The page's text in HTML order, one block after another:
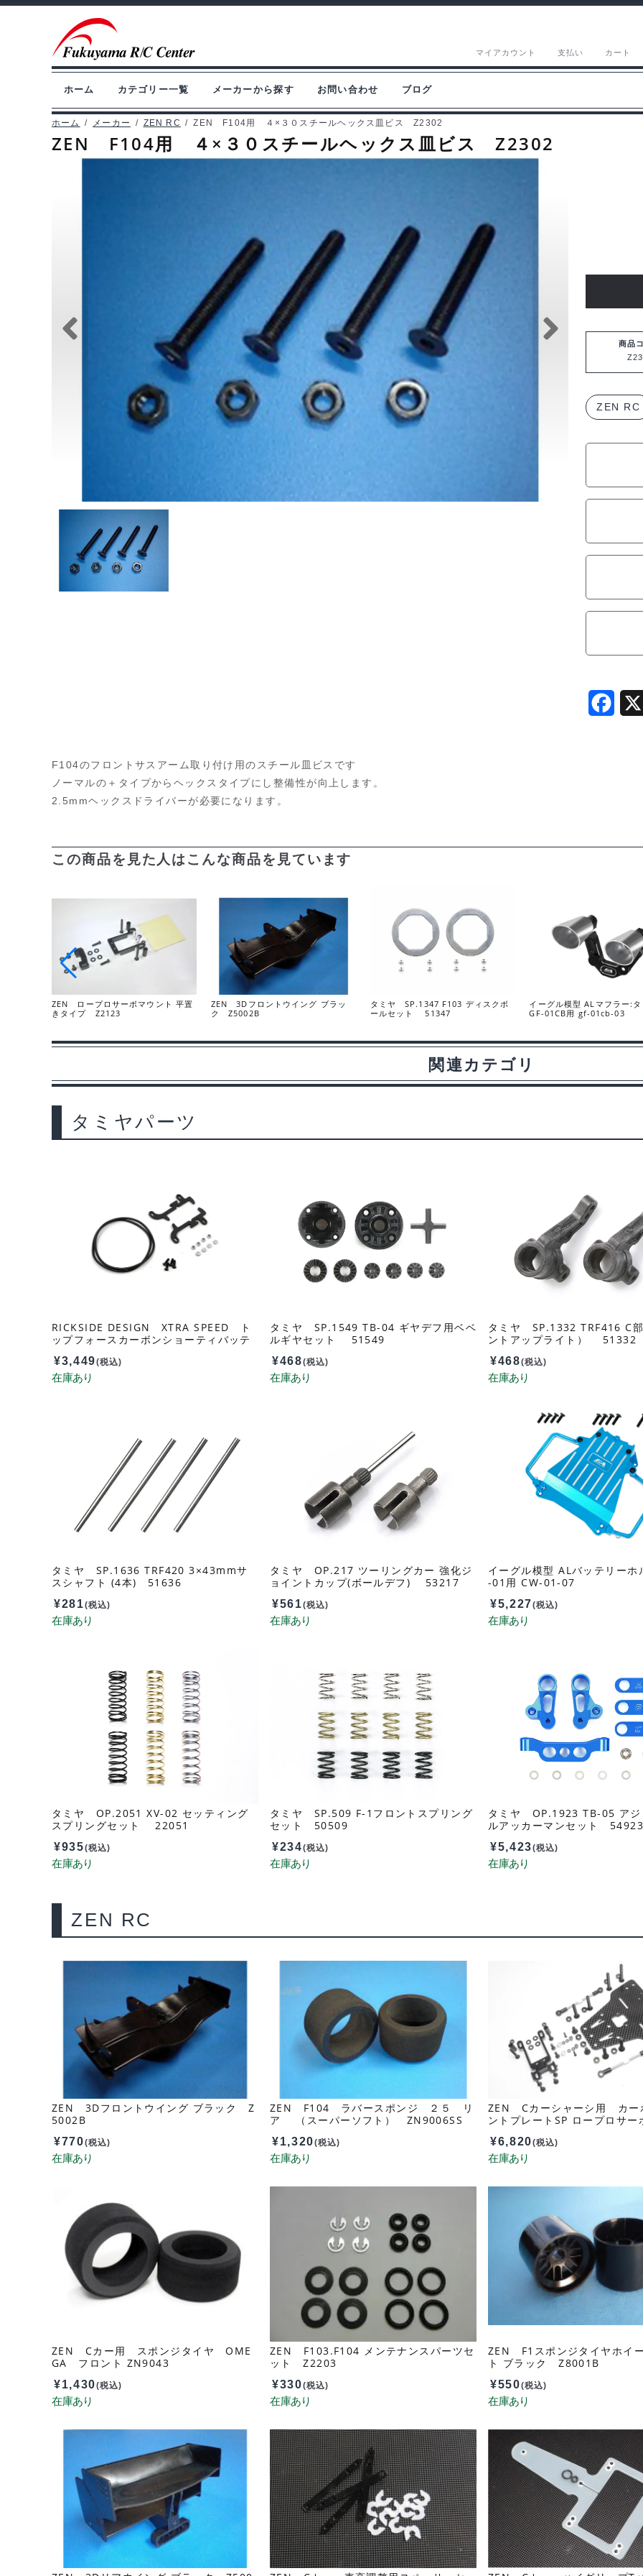
ビ
ゲ
ョ
ン
ン
テ
へ
ス
マイアカウント 支払い カート
ホーム カテゴリー一覧 メーカーから探す お問い合わせ ブログ
ホーム / メーカー / ZEN RC / ZEN F104用 ４×３０スチールヘックス皿ビス Z2302
ZEN F104用 ４×３０スチールヘックス皿ビス Z2302
０
チ
ル
ヘ
ク
商品
ZEN RC
F104のフロントサスアーム取り付け用のスチール皿ビスです
ノーマルの＋タイプからヘックスタイプにし整備性が向上します。
2.5mmヘックスドライバーが必要になります。
この商品を見た人はこんな商品を見ています
ZEN ロープロサーボマウント 平置
きタイプ Z2123
ZEN 3Dフロントウイング ブラッ
ク Z5002B
タミヤ SP.1347 F103 ディスクボ
ールセット 51347
イーグル模型 ALマフラー:タ
GF-01CB用 gf-01cb-03
関連カテゴリ
タミヤパーツ
RICKSIDE DESIGN XTRA SPEED ト
ップフォースカーボンショーティバッテ
¥3,449(税込)
タミヤ SP.1549 TB-04 ギヤデフ用ベベ
ルギヤセット 51549
¥468(税込)
タミヤ SP.1332 TRF416 C
ントアップライト） 51332
¥468(税込)
タミヤ SP.1636 TRF420 3×43mmサ
スシャフト (4本) 51636
¥281(税込)
タミヤ OP.217 ツーリングカー 強化ジ
ョイントカップ(ボールデフ) 53217
¥561(税込)
イーグル模型 ALバッテリーホ
-01用 CW-01-07
¥5,227(税込)
タミヤ OP.2051 XV-02 セッティング
スプリングセット 22051
¥935(税込)
タミヤ SP.509 F-1フロントスプリング
セット 50509
¥234(税込)
タミヤ OP.1923 TB-05 アジ
ルアッカーマンセット 54923
¥5,423(税込)
ZEN RC
ZEN 3Dフロントウイング ブラック Z
5002B
¥770(税込)
ZEN F104 ラバースポンジ ２５ リ
ア （スーパーソフト） ZN9006SS
¥1,320(税込)
ZEN Cカーシャーシ用 カー
ントプレートSP ロープロサー
001SP
¥6,820(税込)
ZEN Cカー用 スポンジタイヤ OME
GA フロント ZN9043
¥1,430(税込)
ZEN F103.F104 メンテナンスパーツセ
ット Z2203
¥330(税込)
ZEN F1スポンジタイヤホイ
ト ブラック Z8001B
¥550(税込)